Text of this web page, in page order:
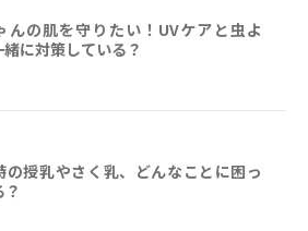
んの肌を守りたい！UVケアと虫よ
緒に対策している？
の授乳やさく乳、どんなことに困っ